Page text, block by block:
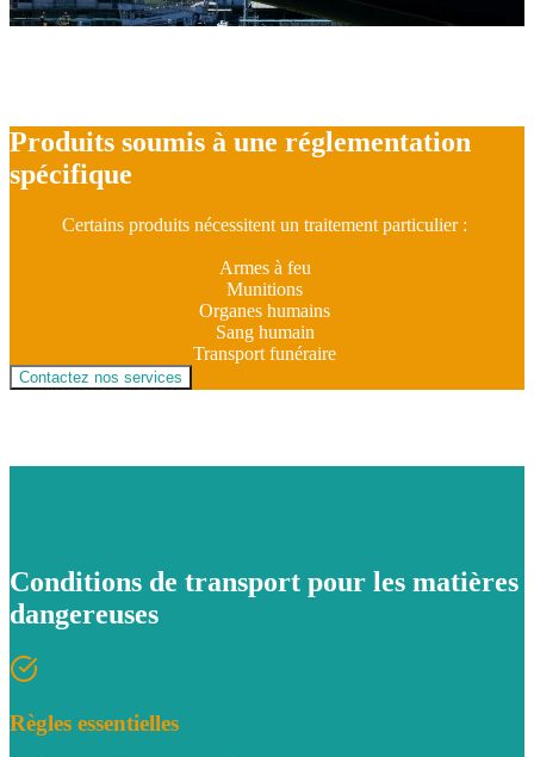
Produits soumis à une réglementation
spécifique
Certains produits nécessitent un traitement particulier :
Armes à feu
Munitions
Organes humains
Sang humain
Transport funéraire
Contactez nos services
Conditions de transport pour les matières
dangereuses
Règles essentielles